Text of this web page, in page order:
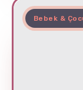
Bebek &